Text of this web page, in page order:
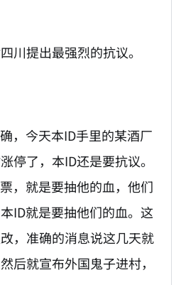
川提出最强烈的抗议。
，今天本ID手里的某酒厂
停了，本ID还是要抗议。
，就是要抽他的血，他们
ID就是要抽他们的血。这
，准确的消息说这几天就
后就宣布外国鬼子进村，